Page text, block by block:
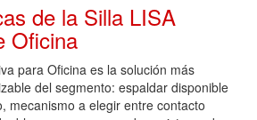
de la Silla LISA
Oficina
para Oficina es la solución más
del segmento: espaldar disponible
mecanismo a elegir entre contacto